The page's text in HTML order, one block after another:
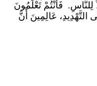
لِلنَّاسِ. فَأَنْتُمْ تَعْلَمُونَ
التَّهْدِيدِ، عَالِمِينَ أَنَّ